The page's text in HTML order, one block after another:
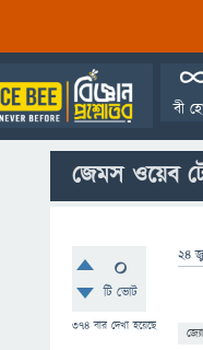
বী
জেমস ওয়েব
0
টি ভোট
374 বার দেখা হয়েছে
24